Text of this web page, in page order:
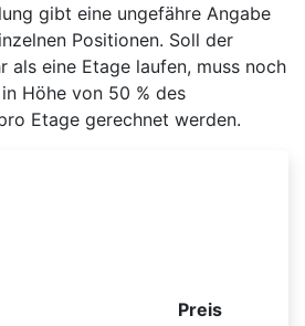
gibt eine ungefähre Angabe
Positionen. Soll der
als eine Etage laufen, muss noch
Höhe von 50 % des
Etage gerechnet werden.
Preis